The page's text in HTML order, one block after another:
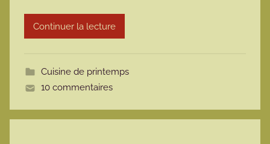
r
m
t
e
Continuer la lecture
Cuisine de printemps
10 commentaires